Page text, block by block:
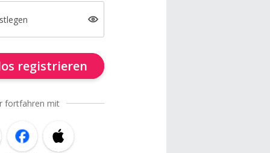
registrieren
fortfahren mit